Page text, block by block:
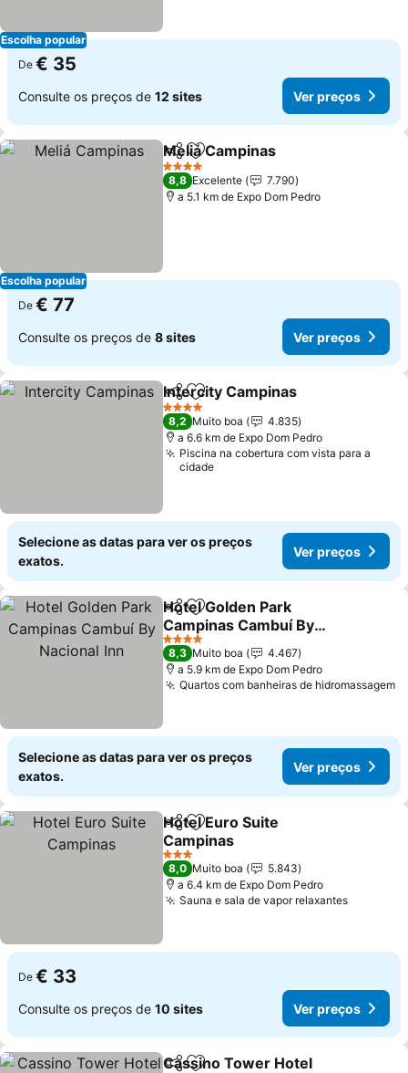
Escolha popular
De € 35
Consulte os preços de 12 sites Ver preços
Escolha popular
PartilharAdicionar aos favoritos
Meliá Campinas
4 Estrelas
8,8 Excelente
7.790
a 5.1 km de Expo Dom Pedro
De € 77
Consulte os preços de 8 sites Ver preços
PartilharAdicionar aos favoritos
Intercity Campinas
4 Estrelas
8,2 Muito boa
4.835
a 6.6 km de Expo Dom Pedro
Piscina na cobertura com vista para a
cidade
Selecione as datas para ver os preços
exatos.
Ver preços
PartilharAdicionar aos favoritos
Hotel Golden Park
Campinas Cambuí By
Nacional Inn
4 Estrelas
8,3 Muito boa
4.467
a 5.9 km de Expo Dom Pedro
Quartos com banheiras de hidromassagem
Selecione as datas para ver os preços
exatos.
Ver preços
PartilharAdicionar aos favoritos
Hotel Euro Suite
Campinas
3 Estrelas
8,0 Muito boa
5.843
a 6.4 km de Expo Dom Pedro
Sauna e sala de vapor relaxantes
De € 33
Consulte os preços de 10 sites Ver preços
Cassino Tower Hotel